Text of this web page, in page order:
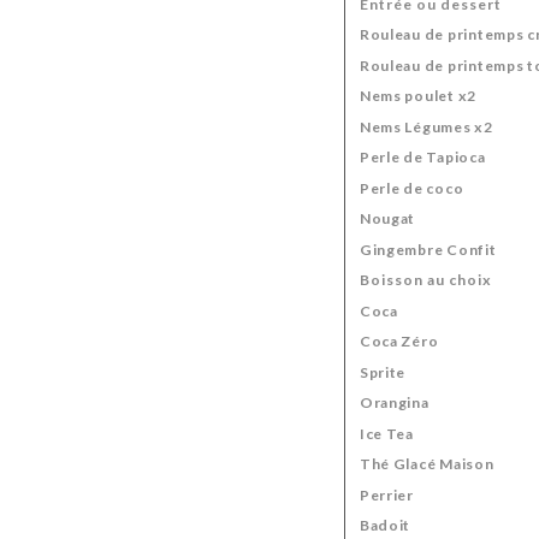
Entrée ou dessert
Rouleau de printemps
Rouleau de printemps
Nems poulet x2
Nems Légumes x2
Perle de Tapioca
Perle de coco
Nougat
Gingembre Confit
Boisson au choix
Coca
Coca Zéro
Sprite
Orangina
Ice Tea
Thé Glacé Maison
Perrier
Badoit